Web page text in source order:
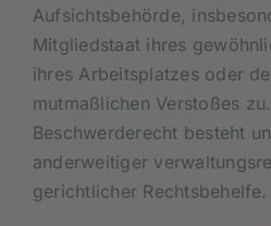
Aufsichtsbehörde,
Mitgliedstaat ihres
ihres Arbeitsplatzes oder
mutmaßlichen Verstoßes
Beschwerderecht besteht
anderweitiger
gerichtlicher Rechtsbehelfe.